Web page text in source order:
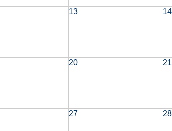
13 14
20 21
27 28